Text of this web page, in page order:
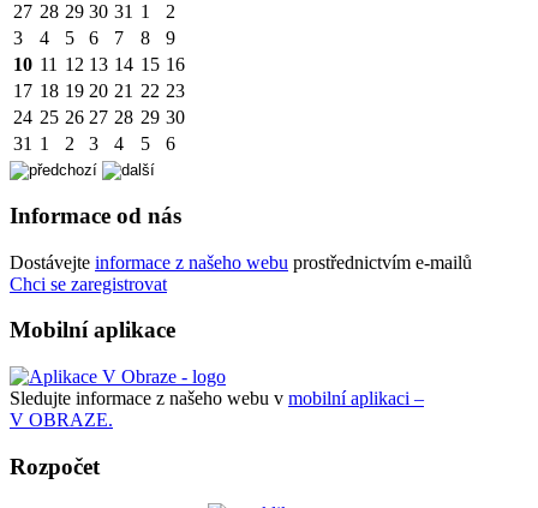
27 28 29 30 31 1
2
3
4 5 6 7 8
9
10 11 12 13 14 15 16
17 18 19 20 21 22 23
24 25 26 27 28 29 30
31 1 2 3 4 5 6
Informace od nás
Dostávejte informace z našeho webu prostřednictvím e-mailů
Chci se zaregistrovat
Mobilní aplikace
Sledujte informace z našeho webu v mobilní aplikaci –
V OBRAZE.
Rozpočet